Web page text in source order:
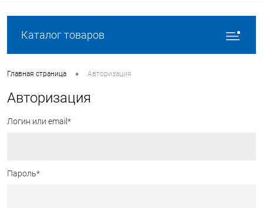
Каталог товаров
Главная страница • Авторизация
Авторизация
Логин или email*
Пароль*